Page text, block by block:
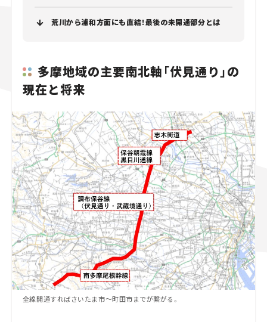
荒川から浦和方面にも直結！最後の未開通部分とは
多摩地域の主要南北軸「伏見通り」の
現在と将来
全線開通すればさいたま市～町田市までが繋がる。